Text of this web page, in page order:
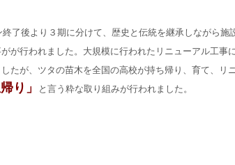
了後より３期に分けて、歴史と伝統を継承しながら施
が行われました。大規模に行われた リニューアル工事
たが、ツタの苗木を全国の高校が持ち帰り、育て、リ
り」 と言う粋な取り組みが行われました。